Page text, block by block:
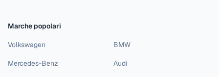
Marche popolari
Volkswagen BMW
Mercedes-Benz Audi